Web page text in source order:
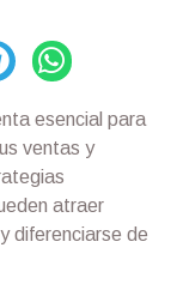
esencial para
ventas y
atraer
diferenciarse de